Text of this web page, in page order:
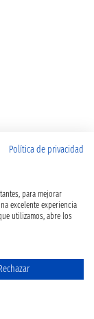
Política de privacidad
para mejorar
excelente experiencia
utilizamos, abre los